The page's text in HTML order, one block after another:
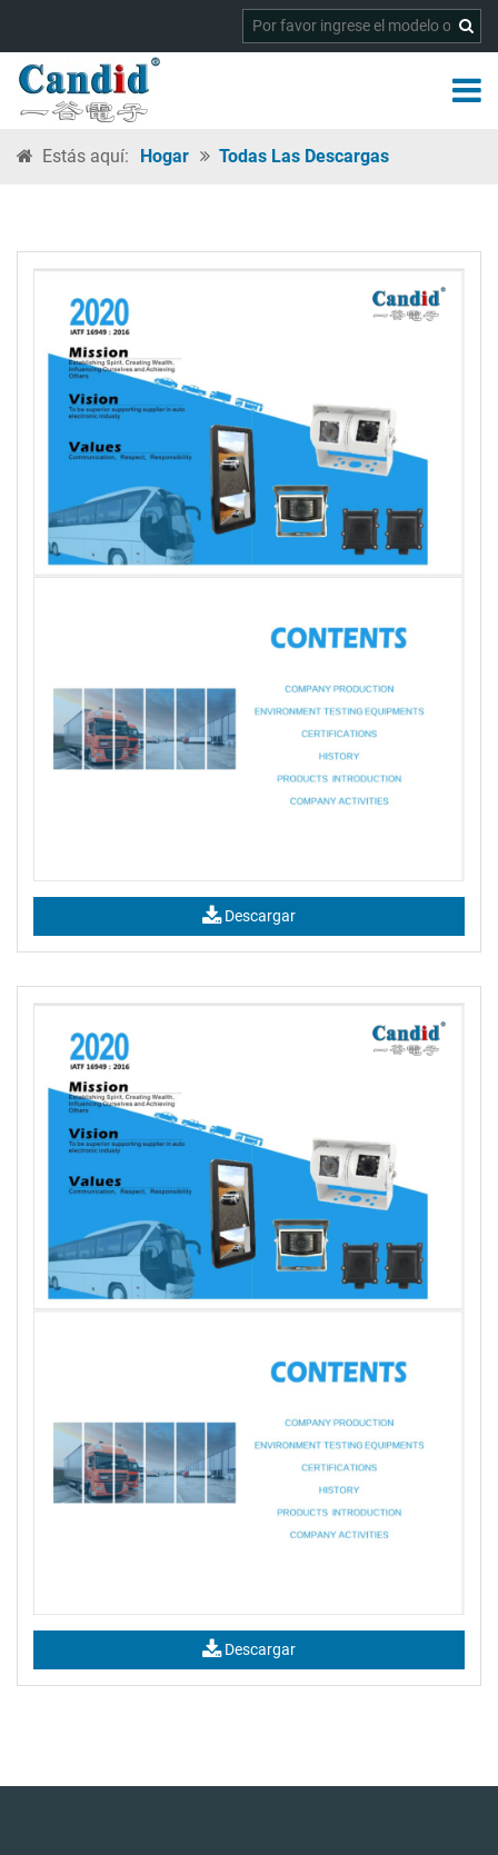
Estás aquí: Hogar Todas Las Descargas
Manual de usuario de Hello CAM9.30
Descargar
Descargar